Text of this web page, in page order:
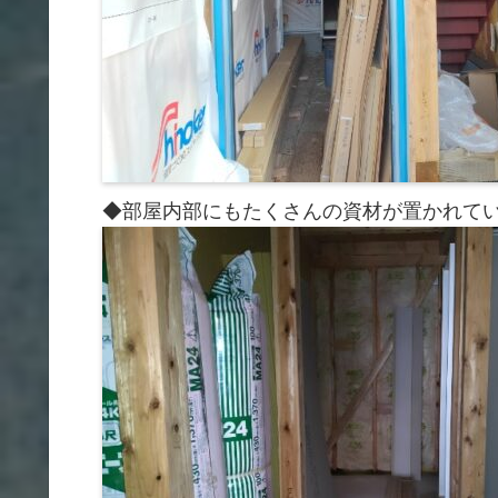
◆部屋内部にもたくさんの資材が置かれて